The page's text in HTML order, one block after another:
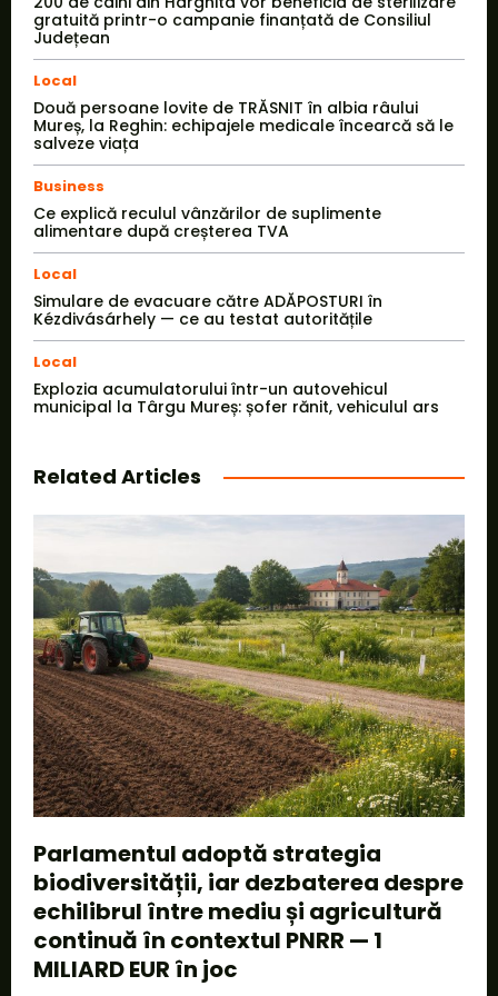
gratuită printr-o campanie finanțată de Consiliul
Județean
Local
Două persoane lovite de TRĂSNIT în albia râului
Mureș, la Reghin: echipajele medicale încearcă să le
salveze viața
Business
Ce explică reculul vânzărilor de suplimente
alimentare după creșterea TVA
Local
Simulare de evacuare către ADĂPOSTURI în
Kézdivásárhely — ce au testat autoritățile
Local
Explozia acumulatorului într-un autovehicul
municipal la Târgu Mureș: șofer rănit, vehiculul ars
Related Articles
Parlamentul adoptă strategia
biodiversității, iar dezbaterea despre
echilibrul între mediu și agricultură
continuă în contextul PNRR — 1
MILIARD EUR în joc